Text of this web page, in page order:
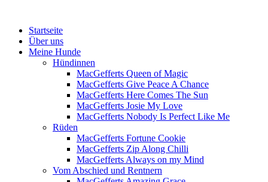
Menü
Zum
Inhalt
springen
Startseite
Über uns
Meine Hunde
Hündinnen
MacGefferts Queen of Magic
MacGefferts Give Peace A Chance
MacGefferts Here Comes The Sun
MacGefferts Josie My Love
MacGefferts Nobody Is Perfect Like Me
Rüden
MacGefferts Fortune Cookie
MacGefferts Zip Along Chilli
MacGefferts Always on my Mind
Vom Abschied und Rentnern